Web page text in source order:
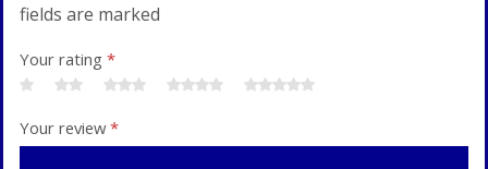
fields are marked
Your rating *
Your review*